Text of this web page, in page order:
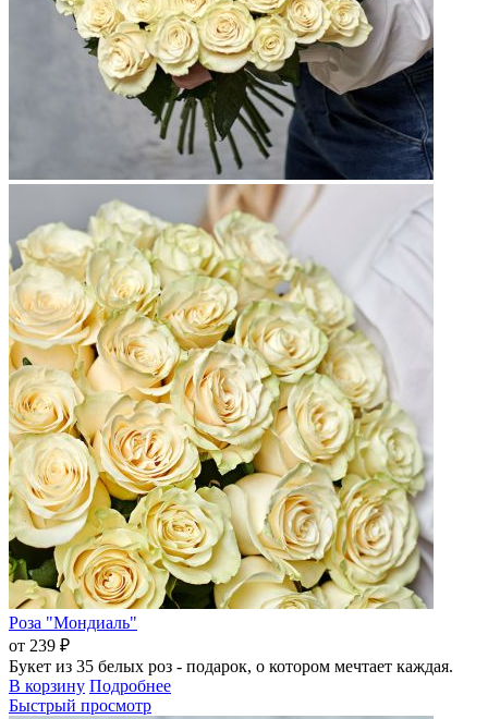
Роза "Мондиаль"
от 239 ₽
Букет из 35 белых роз - подарок, о котором мечтает каждая.
В корзину Подробнее
Быстрый просмотр